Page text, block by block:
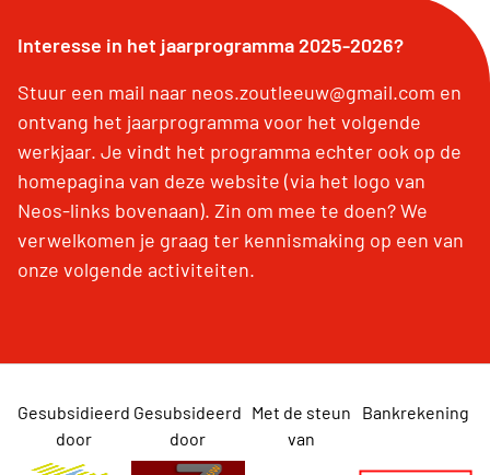
Interesse in het jaarprogramma 2025-2026?
Stuur een mail naar neos.zoutleeuw@gmail.com en
ontvang het jaarprogramma voor het volgende
werkjaar. Je vindt het programma echter ook op de
homepagina van deze website (via het logo van
Neos-links bovenaan). Zin om mee te doen? We
verwelkomen je graag ter kennismaking op een van
onze volgende activiteiten.
Gesubsidieerd
door
Gesubsideerd
door
Met de steun
van
Bankrekening